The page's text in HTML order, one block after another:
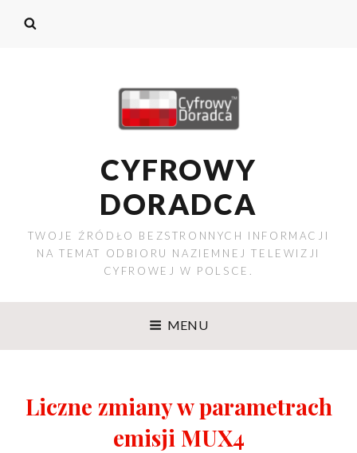
CYFROWY
DORADCA
TWOJE ŹRÓDŁO BEZSTRONNYCH INFORMACJI
NA TEMAT ODBIORU NAZIEMNEJ TELEWIZJI
CYFROWEJ W POLSCE.
MENU
Liczne zmiany w parametrach
emisji MUX4